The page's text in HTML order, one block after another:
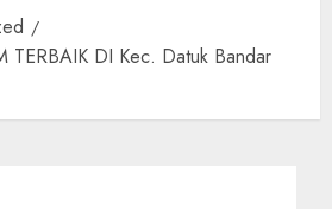
TERBAIK DI Kec. Datuk Bandar